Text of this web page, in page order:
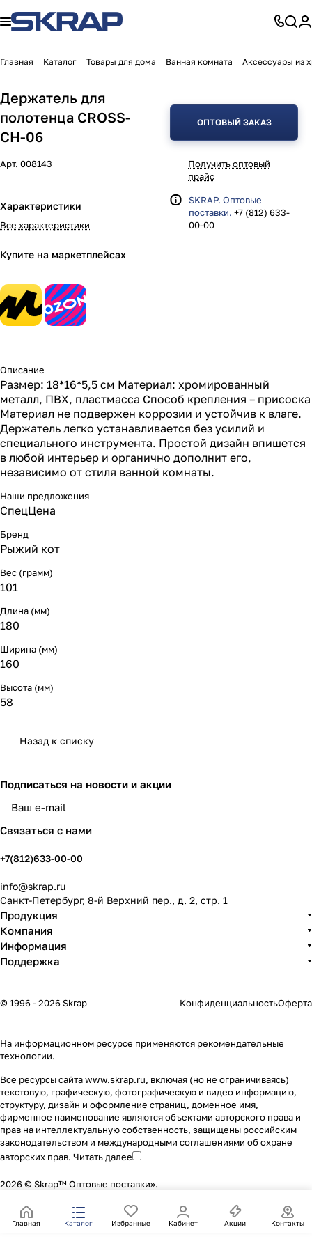
Главная Каталог Товары для дома Ванная комната Аксессуары из
Держатель для
полотенца CROSS-
CH-06
Арт. 008143
Характеристики
Все характеристики
Купите на маркетплейсах
ОПТОВЫЙ ЗАКАЗ
Получить оптовый
прайс
SKRAP. Оптовые
поставки. +7 (812) 633-
00-00
Описание
Размер: 18*16*5,5 см Материал: хромированный
металл, ПВХ, пластмасса Способ крепления – присоска
Материал не подвержен коррозии и устойчив к влаге.
Держатель легко устанавливается без усилий и
специального инструмента. Простой дизайн впишется
в любой интерьер и органично дополнит его,
независимо от стиля ванной комнаты.
Наши предложения
СпецЦена
Бренд
Рыжий кот
Вес (грамм)
101
Длина (мм)
180
Ширина (мм)
160
Высота (мм)
58
Назад к списку
Подписаться на новости и акции
Связаться с нами
+7(812)633-00-00
info@skrap.ru
Санкт-Петербург, 8-й Верхний пер., д. 2, стр. 1
Продукция
Компания
Информация
Поддержка
© 1996 - 2026 Skrap КонфиденциальностьОферта
На информационном ресурсе применяются рекомендательные
технологии.
Все ресурсы сайта www.skrap.ru, включая (но не ограничиваясь)
текстовую, графическую, фотографическую и видео информацию,
структуру, дизайн и оформление страниц, доменное имя,
фирменное наименование являются объектами авторского права и
прав на интеллектуальную собственность, защищены российским
законодательством и международными соглашениями об охране
авторских прав. Читать далее
2026 © Skrap™ Оптовые поставки».
Главная Каталог Избранные Кабинет Акции Контакты